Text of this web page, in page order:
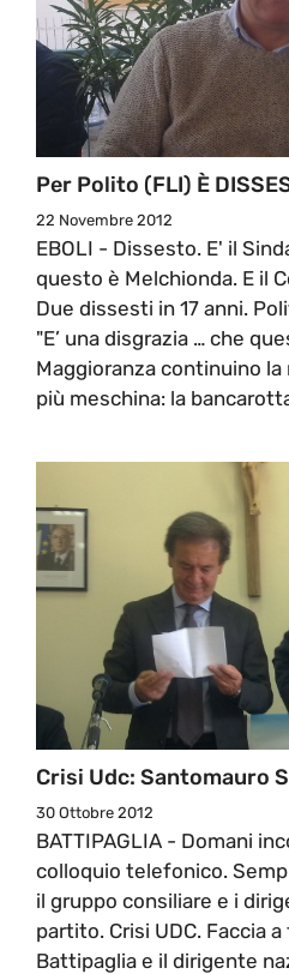
Per Polito (FLI) È
22 Novembre 2012
EBOLI - Dissesto. E' il
questo è Melchionda. E il
Due dissesti in 17 anni.
"E’ una disgrazia … che
Maggioranza continuino
più meschina: la
Crisi Udc: Santomauro
30 Ottobre 2012
BATTIPAGLIA - Domani
colloquio telefonico.
il gruppo consiliare e i
partito. Crisi UDC. Faccia
Battipaglia e il dirigente